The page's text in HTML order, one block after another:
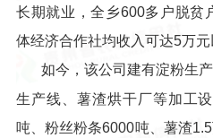
长期就业，全乡600多户脱贫
体经济合作社均收入可达5万元
如今，该公司建有淀粉生
生产线、薯渣烘干厂等加工
吨、粉丝粉条6000吨、薯渣